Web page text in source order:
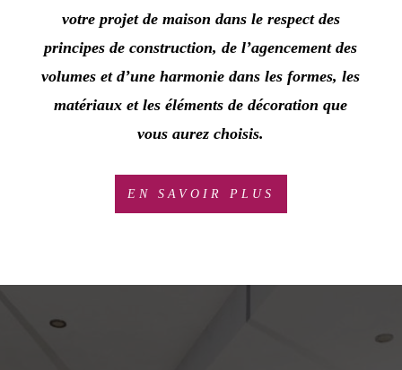
votre projet de maison dans le respect des
principes de construction, de l’agencement des
volumes et d’une harmonie dans les formes, les
matériaux et les éléments de décoration que
vous aurez choisis.
EN SAVOIR PLUS